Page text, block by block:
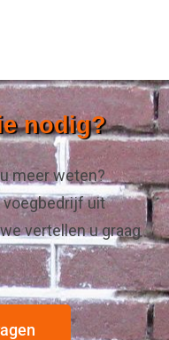
nodig?
meer weten?
uit
vertellen u graag